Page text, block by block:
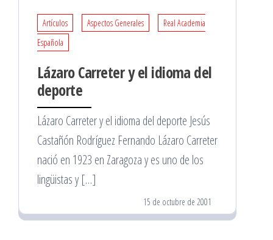
Artículos Aspectos Generales
Real Academia
Española
Lázaro Carreter y el idioma del
deporte
Lázaro Carreter y el idioma del deporte Jesús
Castañón Rodríguez Fernando Lázaro Carreter
nació en 1923 en Zaragoza y es uno de los
lingüistas y […]
15 de octubre de 2001